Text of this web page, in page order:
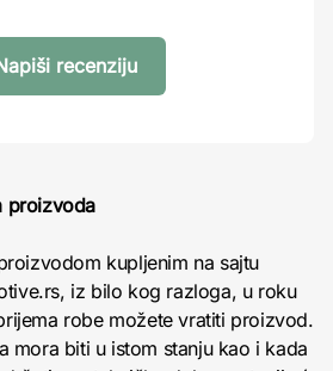
recenziju
proizvoda
kupljenim na sajtu
iz bilo kog razloga, u roku
robe možete vratiti proizvod.
mora biti u istom stanju kao i kada